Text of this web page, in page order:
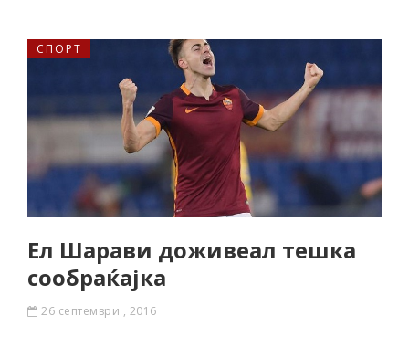
СПОРТ
Ел Шарави доживеал тешка
сообраќајка
26 септември , 2016